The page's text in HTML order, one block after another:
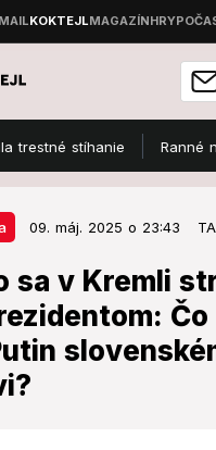
stíhanie Ranné
09. máj. 2025 o 23:43
sa v Kremli
Čo
09. máj. 2025 o 23:43
sa v Kremli
Čo
že sa bude
vzťahov so